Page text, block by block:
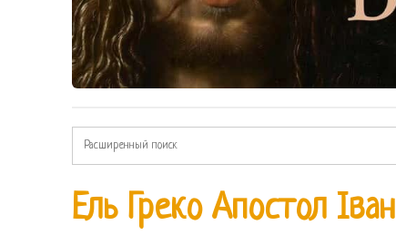
Ель Греко Апостол Іван